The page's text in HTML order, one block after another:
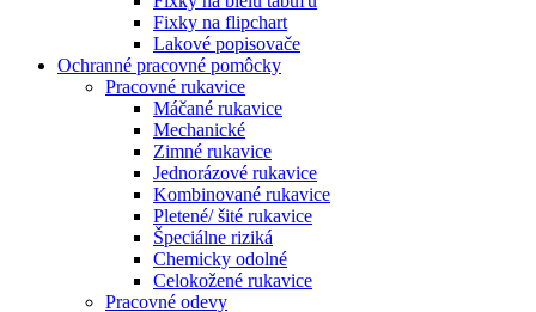
Fixky na flipchart
Lakové popisovače
Ochranné pracovné pomôcky
Pracovné rukavice
Máčané rukavice
Mechanické
Zimné rukavice
Jednorázové rukavice
Kombinované rukavice
Pletené/ šité rukavice
Špeciálne riziká
Chemicky odolné
Celokožené rukavice
Pracovné odevy